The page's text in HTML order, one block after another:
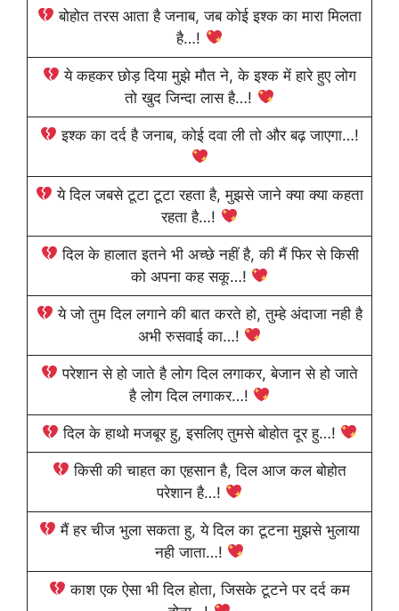
बोहोत तरस आता है जनाब, जब कोई इश्क का मारा मिलता
है…!
ये कहकर छोड़ दिया मुझे मौत ने, के इश्क में हारे हुए लोग
तो खुद जिन्दा लास है…!
इश्क का दर्द है जनाब, कोई दवा ली तो और बढ़ जाएगा…!
ये दिल जबसे टूटा टूटा रहता है, मुझसे जाने क्या क्या कहता
रहता है…!
दिल के हालात इतने भी अच्छे नहीं है, की मैं फिर से किसी
को अपना कह सकू…!
ये जो तुम दिल लगाने की बात करते हो, तुम्हे अंदाजा नही है
अभी रुसवाई का…!
परेशान से हो जाते है लोग दिल लगाकर, बेजान से हो जाते
है लोग दिल लगाकर…!
दिल के हाथो मजबूर हु, इसलिए तुमसे बोहोत दूर हु…!
किसी की चाहत का एहसान है, दिल आज कल बोहोत
परेशान है…!
मैं हर चीज भुला सकता हु, ये दिल का टूटना मुझसे भुलाया
नही जाता…!
काश एक ऐसा भी दिल होता, जिसके टूटने पर दर्द कम